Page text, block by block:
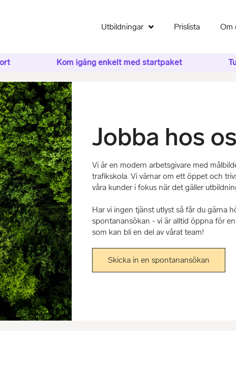
Utbildningar Prislista Om
Kom igång enkelt med startpaket
Jobba hos
Vi är en modern arbetsgivare med
trafikskola. Vi värnar om ett öppet och
våra kunder i fokus när det gäller
Har vi ingen tjänst utlyst så får du gärna
spontanansökan - vi är alltid öppna för
som kan bli en del av vårat team!
Skicka in en spontanansökan